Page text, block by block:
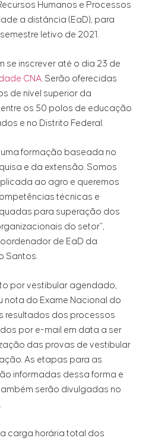
Humanos e Processos
a distância (EaD), para
letivo de 2021.
se inscrever até o dia 23 de
CNA. Serão oferecidas
de nível superior da
os 50 polos de educação
e no Distrito Federal.
formação baseada no
e da extensão. Somos
ao agro e queremos
técnicas e
para superação dos
do setor",
de EaD da
Santos.
por vestibular agendado,
nota do Exame Nacional do
resultados dos processos
por e-mail em data a ser
das provas de vestibular
As etapas para as
informadas dessa forma e
serão divulgadas no
carga horária total dos